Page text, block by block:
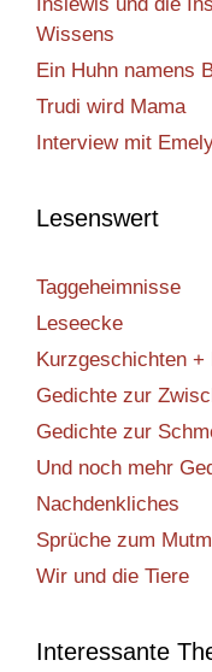
Wissens
Ein Huhn namens
Trudi wird Mama
Interview mit
Lesenswert
Taggeheimnisse
Leseecke
Kurzgeschichten +
Gedichte zur
Gedichte zur
Und noch mehr
Nachdenkliches
Sprüche zum
Wir und die Tiere
Interessante